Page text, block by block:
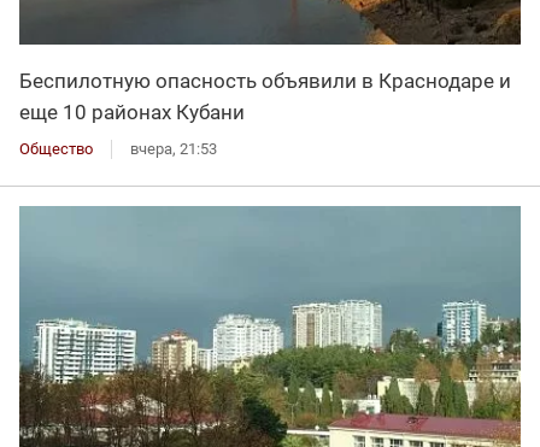
Беспилотную опасность объявили в Краснодаре и
еще 10 районах Кубани
Общество вчера, 21:53